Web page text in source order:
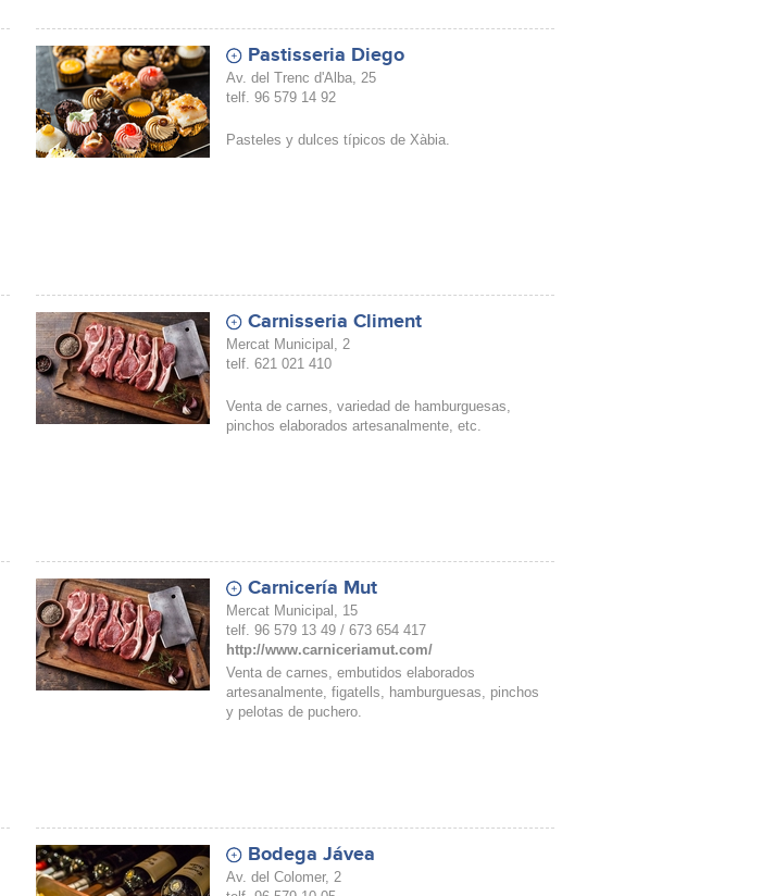
Pastisseria Diego
Av. del Trenc d'Alba, 25
telf. 96 579 14 92
Pasteles y dulces típicos de Xàbia.
Carnisseria Climent
Mercat Municipal, 2
telf. 621 021 410
Venta de carnes, variedad de hamburguesas,
pinchos elaborados artesanalmente, etc.
Carnicería Mut
Mercat Municipal, 15
telf. 96 579 13 49 / 673 654 417
http://www.carniceriamut.com/
Venta de carnes, embutidos elaborados
artesanalmente, figatells, hamburguesas, pinchos
y pelotas de puchero.
Bodega Jávea
Av. del Colomer, 2